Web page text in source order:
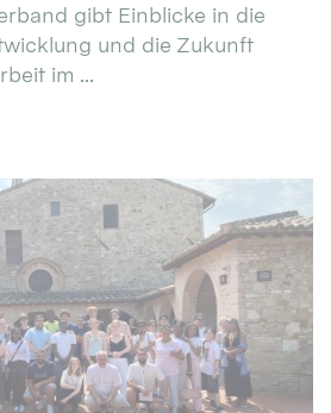
gibt Einblicke in die
und die Zukunft
im ...